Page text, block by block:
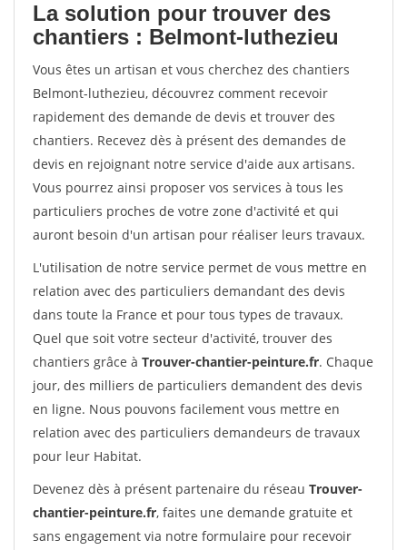
La solution pour trouver des
chantiers : Belmont-luthezieu
Vous êtes un artisan et vous cherchez des chantiers
Belmont-luthezieu, découvrez comment recevoir
rapidement des demande de devis et trouver des
chantiers. Recevez dès à présent des demandes de
devis en rejoignant notre service d'aide aux artisans.
Vous pourrez ainsi proposer vos services à tous les
particuliers proches de votre zone d'activité et qui
auront besoin d'un artisan pour réaliser leurs travaux.
L'utilisation de notre service permet de vous mettre en
relation avec des particuliers demandant des devis
dans toute la France et pour tous types de travaux.
Quel que soit votre secteur d'activité, trouver des
chantiers grâce à Trouver-chantier-peinture.fr. Chaque
jour, des milliers de particuliers demandent des devis
en ligne. Nous pouvons facilement vous mettre en
relation avec des particuliers demandeurs de travaux
pour leur Habitat.
Devenez dès à présent partenaire du réseau Trouver-
chantier-peinture.fr, faites une demande gratuite et
sans engagement via notre formulaire pour recevoir